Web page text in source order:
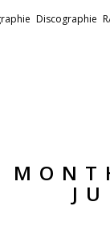
Discographie